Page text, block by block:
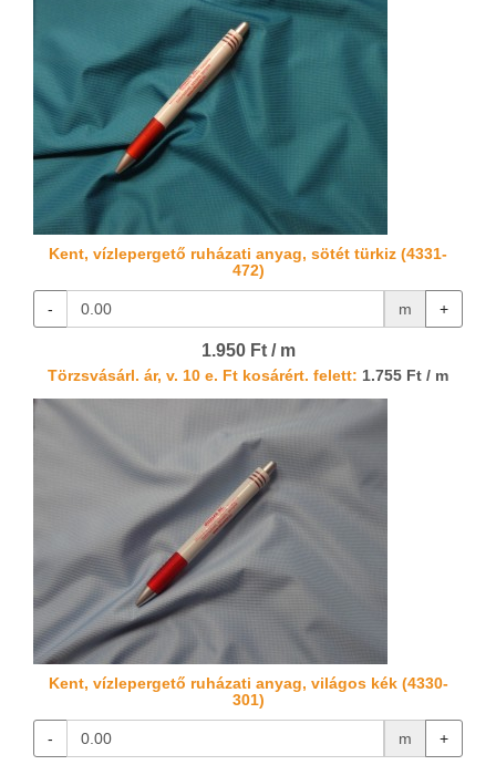
Kent, vízlepergető ruházati anyag, sötét türkiz (4331-
472)
- m +
1.950 Ft / m
Törzsvásárl. ár, v. 10 e. Ft kosárért. felett: 1.755 Ft / m
Kent, vízlepergető ruházati anyag, világos kék (4330-
301)
- m +